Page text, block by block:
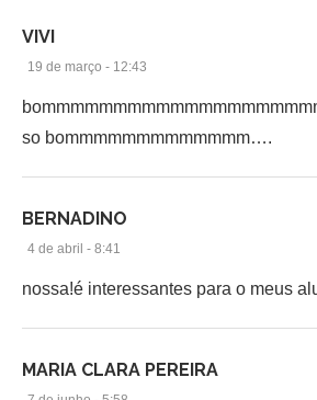
VIVI
19 de março - 12:43
so bommmmmmmmmmmmm….
BERNADINO
4 de abril - 8:41
nossa!é interessantes para o meus
MARIA CLARA PEREIRA